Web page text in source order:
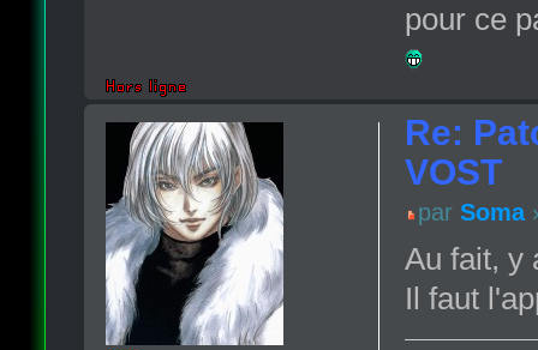
pour ce
Re:
VOST
par Soma
Au fait, y
Il faut